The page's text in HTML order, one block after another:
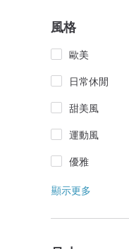
風格
歐美
日常休閒
甜美風
運動風
優雅
顯示更多